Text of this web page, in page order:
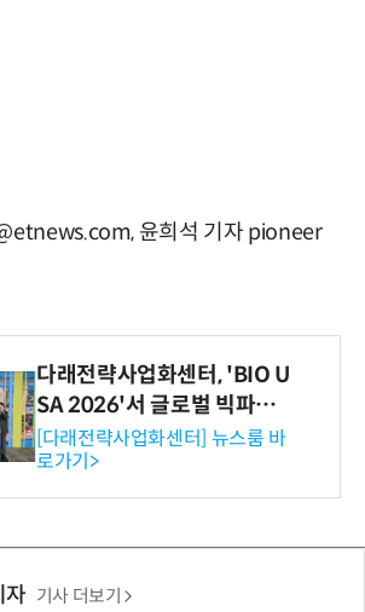
윤희석 기자 pioneer
다래전략사업화센터, 'BIO U
SA 2026'서 글로벌 빅파마
와의 비즈니스 미팅 지원…K
-바이오 해외 진출 교두보 확
보
[다래전략사업화센터] 뉴스룸 바
로가기>
자 기사 더보기